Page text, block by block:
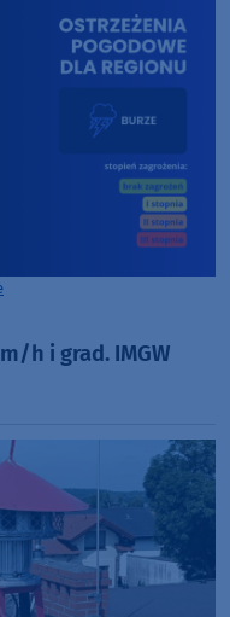
h i grad. IMGW